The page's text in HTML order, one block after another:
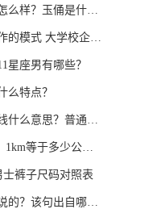
？玉俑是什么玉？
式 大学校企合作什
星座男有哪些？
么特点？
思？普通类一段线
多少公里多少米？
裤子尺码对照表
？该句出自哪里？